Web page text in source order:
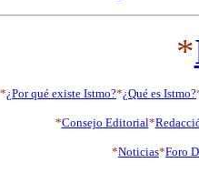
*
*¿Por qué existe Istmo?*¿Qué es Istmo?
*Consejo Editorial*
*Noticias*Foro